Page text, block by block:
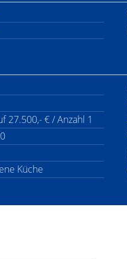
27.500,- € / Anzahl 1
Küche